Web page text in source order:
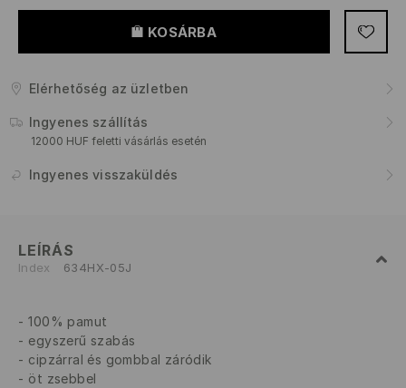
KOSÁRBA
Elérhetőség az üzletben
Ingyenes szállítás
12000 HUF feletti vásárlás esetén
Ingyenes visszaküldés
LEÍRÁS
Index 634HX-05J
100% pamut
egyszerű szabás
cipzárral és gombbal záródik
öt zsebbel